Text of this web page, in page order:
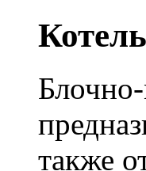
также